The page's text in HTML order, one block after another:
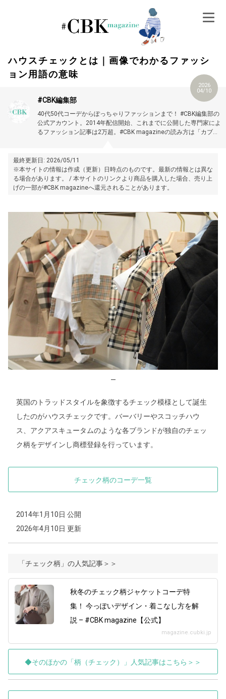
ハウスチェックとは｜画像でわかるファッシ
ョン用語の意味
2026
04/10
#CBK編集部
40代50代コーデからぽっちゃりファッションまで！ #CBK編集部の
公式アカウント。2014年配信開始、これまでに公開した専門家によ
るファッション記事は2万超。#CBK magazineの読み方は「カブキ
最終更新日: 2026/05/11
※本サイトの情報は作成（更新）日時点のものです。最新の情報とは異な
る場合があります。 / 本サイトのリンクより商品を購入した場合、売り上
げの一部が#CBK magazineへ還元されることがあります。
—
英国のトラッドスタイルを象徴するチェック模様として誕生
したのがハウスチェックです。バーバリーやスコッチハウ
ス、アクアスキュータムのような各ブランドが独自のチェッ
ク柄をデザインし商標登録を行っています。
チェック柄のコーデ一覧
2014年1月10日 公開
2026年4月10日 更新
「チェック柄」の人気記事＞＞
秋冬のチェック柄ジャケットコーデ特
集！ 今っぽいデザイン・着こなし方を解
説 – #CBK magazine【公式】
magazine.cubki.jp
◆そのほかの「柄（チェック）」人気記事はこちら＞＞